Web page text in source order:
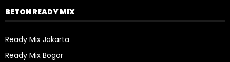
BETON READY MIX
Ready Mix Jakarta
Ready Mix Bogor